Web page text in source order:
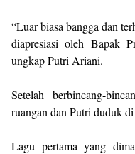
“Luar biasa bangga dan
diapresiasi oleh Bapak
ungkap Putri Ariani.
Setelah berbincang-
ruangan dan Putri duduk
Lagu pertama yang